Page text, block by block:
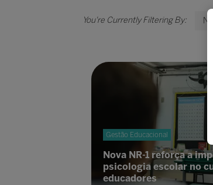
N
Gestão Educacional
Nova NR-1 reforça a
psicologia escolar no
educadores